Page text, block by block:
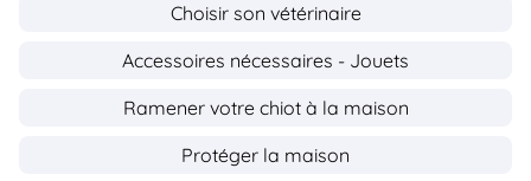
Choisir son vétérinaire
Accessoires nécessaires - Jouets
Ramener votre chiot à la maison
Protéger la maison